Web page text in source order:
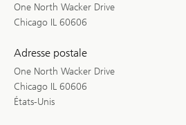
One North Wacker Drive
Chicago IL 60606
Adresse postale
One North Wacker Drive
Chicago IL 60606
États-Unis